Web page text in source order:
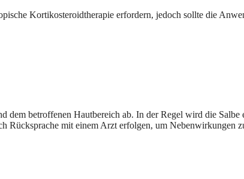
Kortikosteroidtherapie erfordern, jedoch sollte die
betroffenen Hautbereich ab. In der Regel wird die
Rücksprache mit einem Arzt erfolgen, um Nebenwirkungen